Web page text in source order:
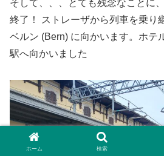
そして、、、とても残念なことに
終了！ ストレーザから列車を乗り
ベルン (Bern) に向かいます。ホテ
駅へ向かいました
ホーム 検索